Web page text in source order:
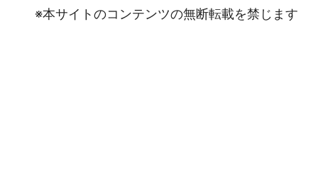
※本サイトのコンテンツの無断転載を禁じます